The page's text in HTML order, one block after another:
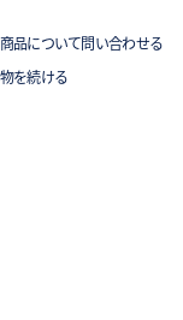
品について問い合わせる
を続ける